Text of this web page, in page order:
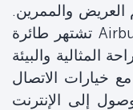
والممرين.
تشتهر طائرة Airbus A330-300 بأنها واحدة من أهدأ
المثالية والبيئة
خيارات الاتصال
إلى الإنترنت